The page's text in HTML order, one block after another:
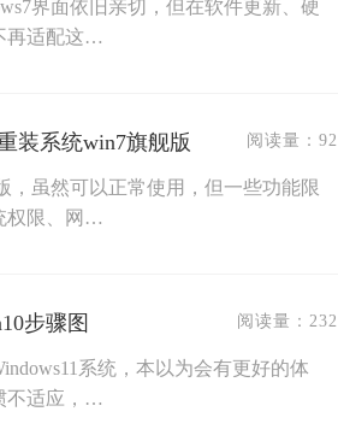
界面依旧亲切，但在软件更新、硬
再适配这…
装系统win7旗舰版 阅读量： 92
，虽然可以正常使用，但一些功能限
权限、网…
步骤图 阅读量： 232
系统，本以为会有更好的体
不适应，…